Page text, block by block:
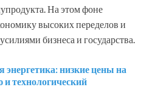
На этом фоне
высоких переделов и
бизнеса и государства.
энергетика: низкие цены на
и технологический